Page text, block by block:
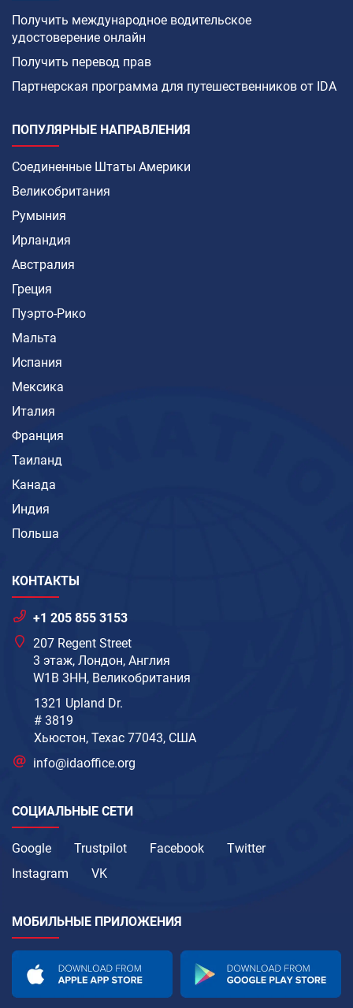
Получить международное водительское
удостоверение онлайн
Получить перевод прав
Партнерская программа для путешественников от IDA
ПОПУЛЯРНЫЕ НАПРАВЛЕНИЯ
Соединенные Штаты Америки
Великобритания
Румыния
Ирландия
Австралия
Греция
Пуэрто-Рико
Мальта
Испания
Мексика
Италия
Франция
Таиланд
Канада
Индия
Польша
КОНТАКТЫ
+1 205 855 3153
207 Regent Street
3 этаж, Лондон, Англия
W1B 3HH, Великобритания
1321 Upland Dr.
# 3819
Хьюстон, Техас 77043, США
info@idaoffice.org
СОЦИАЛЬНЫЕ СЕТИ
Google Trustpilot Facebook
Twitter
Instagram
VK
МОБИЛЬНЫЕ ПРИЛОЖЕНИЯ